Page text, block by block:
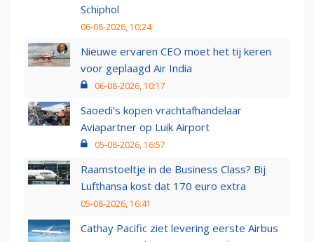
Schiphol
06-08-2026, 10:24
Nieuwe ervaren CEO moet het tij keren
voor geplaagd Air India
06-08-2026, 10:17
Saoedi’s kopen vrachtafhandelaar
Aviapartner op Luik Airport
05-08-2026, 16:57
Raamstoeltje in de Business Class? Bij
Lufthansa kost dat 170 euro extra
05-08-2026, 16:41
Cathay Pacific ziet levering eerste Airbus